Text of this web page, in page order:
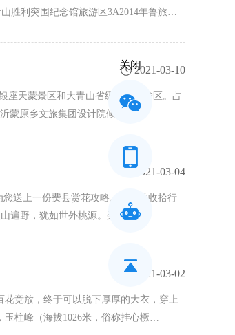
山胜利突围纪念馆旅游区3A2014年鲁旅…
2021-03-10
座天蒙景区和大青山省级自然保护区。占
蒙原乡文旅集团设计院倾心…
2021-03-04
送上一份费县赏花攻略。快简单收拾行
遍野，犹如世外桃源。梨花赏…
2021-03-02
竞放，终于可以脱下厚厚的大衣，穿上
玉柱峰（海拔1026米，俗称挂心橛…
关闭